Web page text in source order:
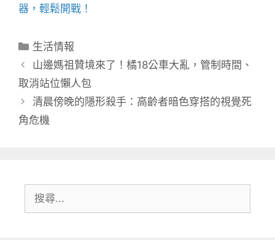
器，輕鬆開戰！
分
類
生活情報
山邊媽祖贊境來了！橘18公車大亂，管制時間、
取消站位懶人包
清晨傍晚的隱形殺手：高齡者暗色穿搭的視覺死
角危機
尋: